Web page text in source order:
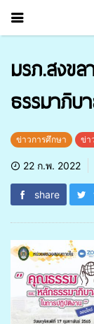
มรภ.สงข
ธรรมาภิบ
ข่าวการศึกษา ข่า
22 ก.พ. 2022
share